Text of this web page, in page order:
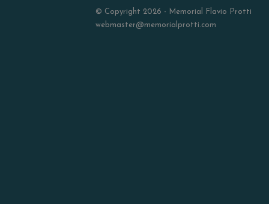
© Copyright 2026 - Memorial Flavio Protti
webmaster@memorialprotti.com